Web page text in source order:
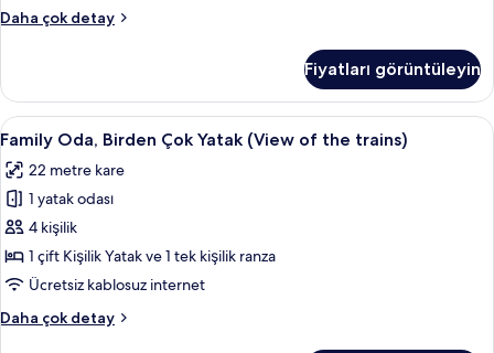
fotoğrafları
Daha çok detay
Oda,
Yatak,
Nehir
Manzaralı
hakkında
daha
fazla
detay
Fiyatları görüntüleyin
Family
Oda,
Birden
Çok
Yatak
(View
of
trains)
Family Oda, Birden Çok Yatak (View
5
Family Oda, Birden Çok Yatak (View of the trains)
22 metre kare
1 yatak odası
4 kişilik
1 çift Kişilik Yatak ve 1 tek kişilik ranza
Ücretsiz kablosuz internet
Daha çok detay
Family